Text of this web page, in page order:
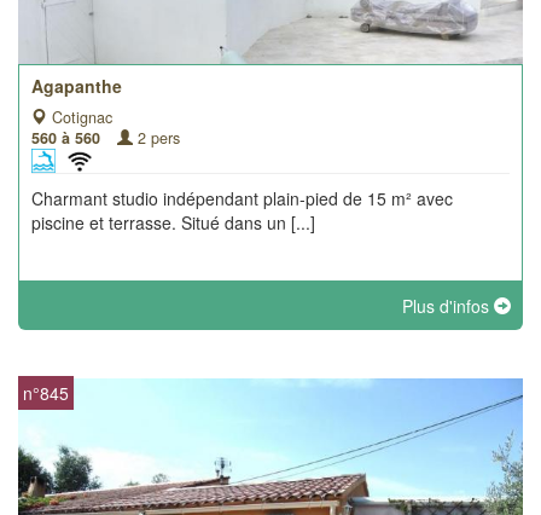
Agapanthe
Cotignac
560 à 560
2 pers
Charmant studio indépendant plain-pied de 15 m² avec
piscine et terrasse. Situé dans un [...]
Plus d'infos
n°845